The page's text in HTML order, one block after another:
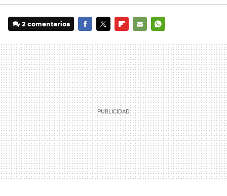
2 comentarios
MAIL